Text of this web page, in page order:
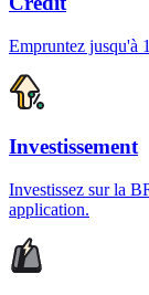
Empruntez jusqu'à
Investissement
Investissez sur la
application.